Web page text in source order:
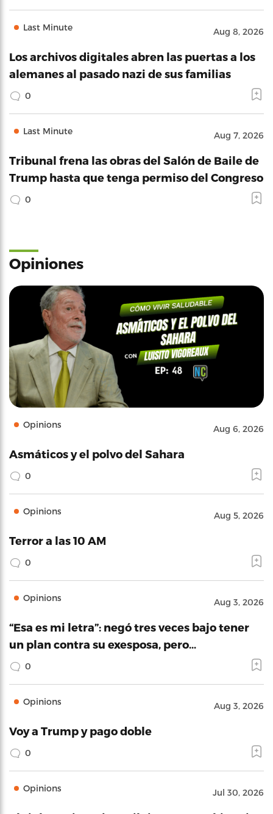
Last Minute Aug 8, 2026
Los archivos digitales abren las puertas a los
alemanes al pasado nazi de sus familias
0
Last Minute Aug 7, 2026
Tribunal frena las obras del Salón de Baile de
Trump hasta que tenga permiso del Congreso
0
Opiniones
Opinions Aug 6, 2026
Asmáticos y el polvo del Sahara
0
Opinions Aug 5, 2026
Terror a las 10 AM
0
Opinions Aug 3, 2026
“Esa es mi letra”: negó tres veces bajo tener
un plan contra su exesposa, pero…
0
Opinions Aug 3, 2026
Voy a Trump y pago doble
0
Opinions Jul 30, 2026